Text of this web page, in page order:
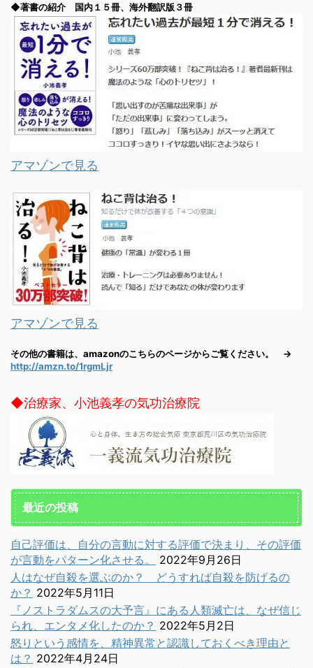
◆著書の紹介 国内１５冊、海外翻訳版３冊
アマゾンで見る
アマゾンで見る
その他の書籍は、amazonのこちらのページからご覧ください。 →
http://amzn.to/1rgmLjr
◆治療家、小池義孝の気功治療院
最近の投稿
自己評価は、自分の言動に対する評価で決まり、その評価
が言動をパターン化させる。
2022年9月26日
人はなぜ自殺を選ぶのか？ どうすれば自殺を防げるの
か？ 2022年5月11日
『ノストラダムスの大予言』にある人類滅亡は、なぜ信じ
られ、エンタメ化したのか？ 2022年5月2日
怒りという感情を、精神異常と認識しておくべき理由と
は？ 2022年4月24日